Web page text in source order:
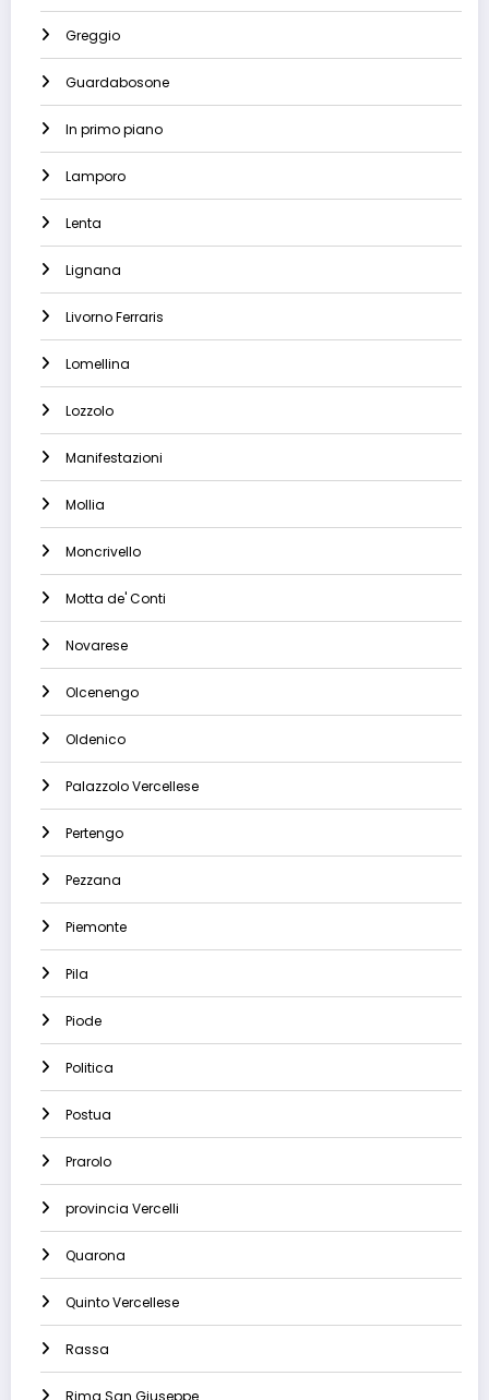
Greggio
Guardabosone
In primo piano
Lamporo
Lenta
Lignana
Livorno Ferraris
Lomellina
Lozzolo
Manifestazioni
Mollia
Moncrivello
Motta de' Conti
Novarese
Olcenengo
Oldenico
Palazzolo Vercellese
Pertengo
Pezzana
Piemonte
Pila
Piode
Politica
Postua
Prarolo
provincia Vercelli
Quarona
Quinto Vercellese
Rassa